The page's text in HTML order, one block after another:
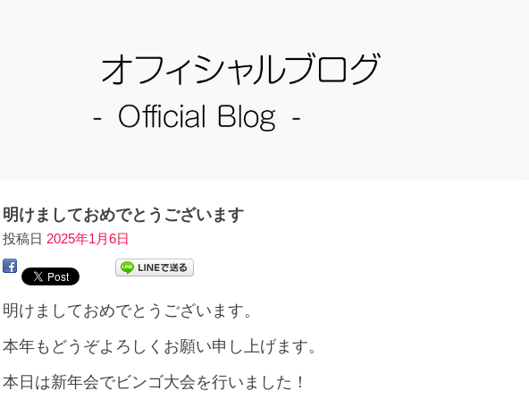
明けましておめでとうございます
投稿日 2025年1月6日
明けましておめでとうございます。
本年もどうぞよろしくお願い申し上げます。
本日は新年会でビンゴ大会を行いました！